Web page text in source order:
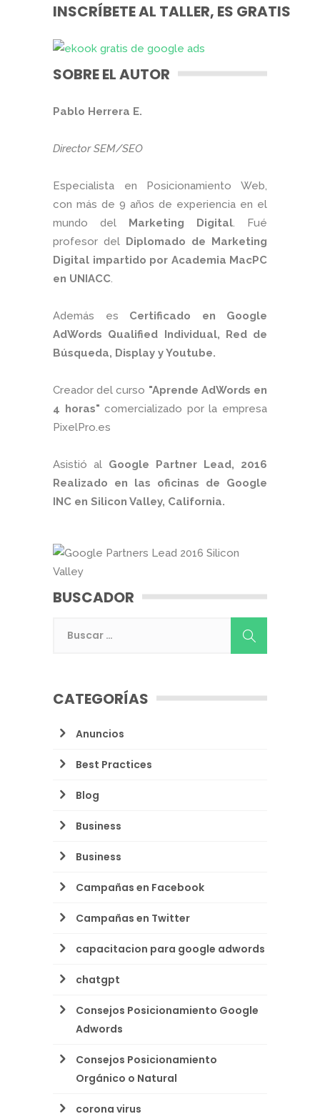
INSCRÍBETE AL TALLER, ES GRATIS
SOBRE EL AUTOR
Pablo Herrera E.
Director SEM/SEO
Especialista en Posicionamiento Web,
con más de 9 años de experiencia en el
mundo del Marketing Digital. Fué
profesor del Diplomado de Marketing
Digital impartido por Academia MacPC
en UNIACC.
Además es Certificado en Google
AdWords Qualified Individual, Red de
Búsqueda, Display y Youtube.
Creador del curso "Aprende AdWords en
4 horas" comercializado por la empresa
PixelPro.es
Asistió al Google Partner Lead, 2016
Realizado en las oficinas de Google
INC en Silicon Valley, California.
BUSCADOR
CATEGORÍAS
Anuncios
Best Practices
Blog
Business
Business
Campañas en Facebook
Campañas en Twitter
capacitacion para google adwords
chatgpt
Consejos Posicionamiento Google
Adwords
Consejos Posicionamiento
Orgánico o Natural
corona virus